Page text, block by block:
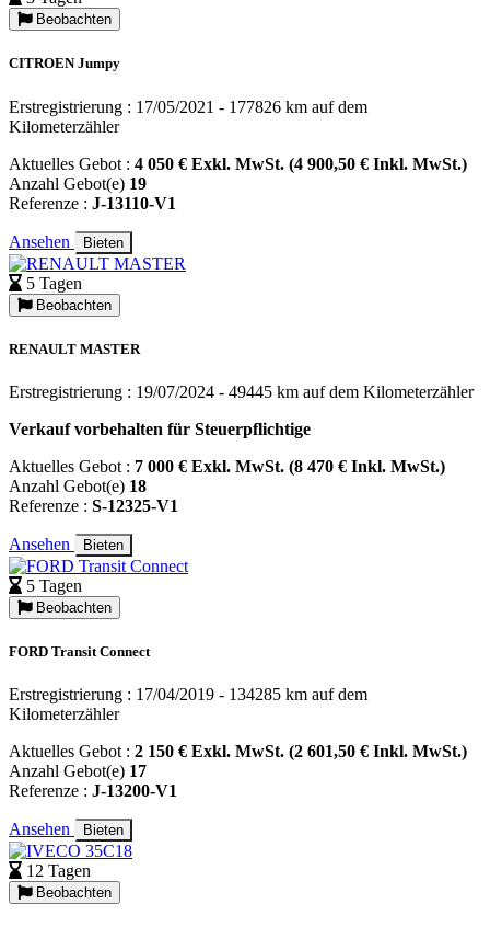
Beobachten
CITROEN Jumpy
Erstregistrierung : 17/05/2021 - 177826 km auf dem
Kilometerzähler
Aktuelles Gebot : 4 050 € Exkl. MwSt. (4 900,50 € Inkl. MwSt.)
Anzahl Gebot(e) 19
Referenze : J-13110-V1
Ansehen Bieten
5 Tagen
Beobachten
RENAULT MASTER
Erstregistrierung : 19/07/2024 - 49445 km auf dem Kilometerzähler
Verkauf vorbehalten für Steuerpflichtige
Aktuelles Gebot : 7 000 € Exkl. MwSt. (8 470 € Inkl. MwSt.)
Anzahl Gebot(e) 18
Referenze : S-12325-V1
Ansehen Bieten
5 Tagen
Beobachten
FORD Transit Connect
Erstregistrierung : 17/04/2019 - 134285 km auf dem
Kilometerzähler
Aktuelles Gebot : 2 150 € Exkl. MwSt. (2 601,50 € Inkl. MwSt.)
Anzahl Gebot(e) 17
Referenze : J-13200-V1
Ansehen Bieten
12 Tagen
Beobachten